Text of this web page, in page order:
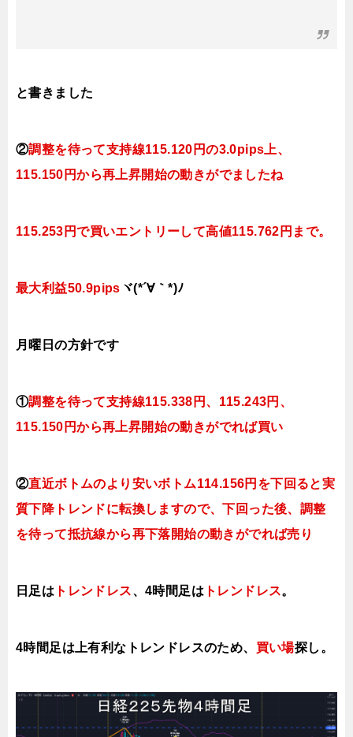
と書きました
②調整を待って支持線115.120円の3.0pips上、
115.150円から再上昇開始の動きがでましたね
115.253円で買いエントリーして高値115.762円まで。
最大利益50.9pips ヾ(*´∀｀*)ﾉ
月曜日の方針です
①調整を待って支持線115.338円、115.243円、
115.150円から再上昇開始の動きがでれば買い
②直近ボトムのより安いボトム114.156円を下回ると実
質下降トレンドに転換しますので、下回った後、調整
を待って抵抗線から再下落開始の動きがでれば売り
日足は トレンドレス、4時間足は トレンドレス。
4時間足は上有利なト レンドレスのため、 買い場探し。